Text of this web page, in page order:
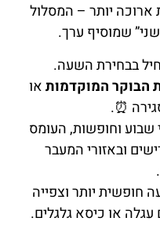
ארוכה יותר – המסלול
שמוסיף ערך.
בבחירת השעה.
הבוקר המוקדמותאו
⏰.
וחופשות, העומס
ובאזורי המעבר
יותר וצפייה
עגלה או כיסא גלגלים.